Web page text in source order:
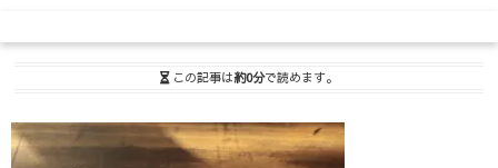
この記事は約0分で読めます。